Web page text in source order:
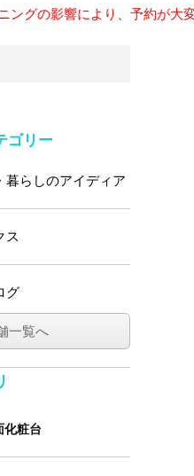
より、予約が大変混雑してお
ゴリー
暮らしのアイディア
ス
グ
一覧へ
化粧台